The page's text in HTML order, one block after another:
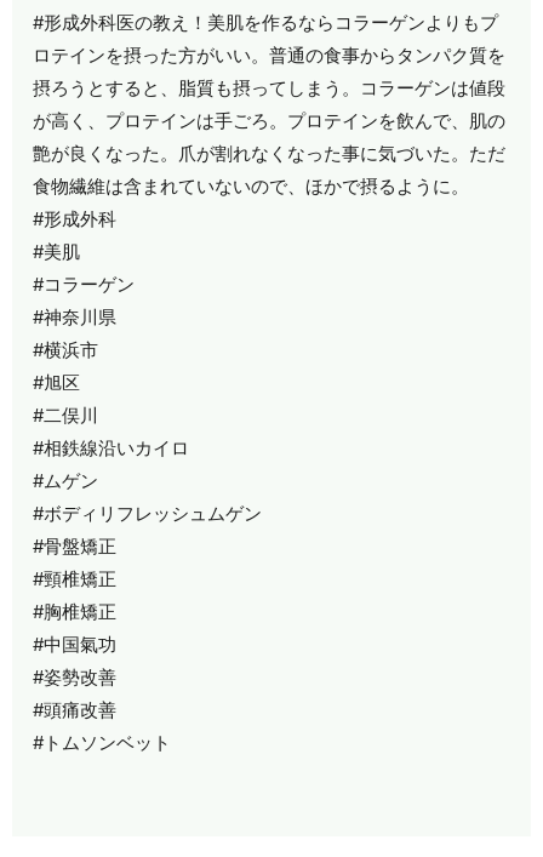
#形成外科医の教え！美肌を作るならコラーゲンよりもプ
ロテインを摂った方がいい。普通の食事からタンパク質を
摂ろうとすると、脂質も摂ってしまう。コラーゲンは値段
が高く、プロテインは手ごろ。プロテインを飲んで、肌の
艶が良くなった。爪が割れなくなった事に気づいた。ただ
食物繊維は含まれていないので、ほかで摂るように。
#形成外科
#美肌
#コラーゲン
#神奈川県
#横浜市
#旭区
#二俣川
#相鉄線沿いカイロ
#ムゲン
#ボディリフレッシュムゲン
#骨盤矯正
#頸椎矯正
#胸椎矯正
#中国氣功
#姿勢改善
#頭痛改善
#トムソンベット